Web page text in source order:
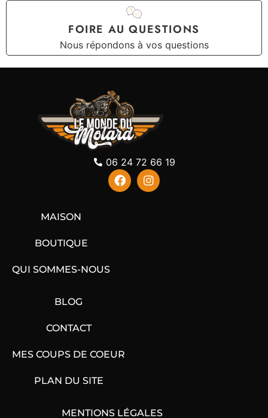
FOIRE AU QUESTIONS
Nous répondons à vos questions
06 24 72 66 19
MAISON
BOUTIQUE
QUI SOMMES-NOUS
BLOG
CONTACT
MES COUPS DE COEUR
PLAN DU SITE
MENTIONS LÉGALES